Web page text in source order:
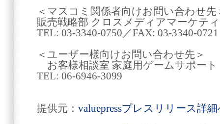
＜マスコミ関係者向けお問い合わせ先
販売戦略部 クロスメディアマーケテ
TEL: 03-3340-0750／FAX: 03-3340-0721
＜ユーザー様向けお問い合わせ先＞
お客様相談室 家庭用ゲームサポート
TEL: 06-6946-3099
提供元： valuepressプレスリリース詳